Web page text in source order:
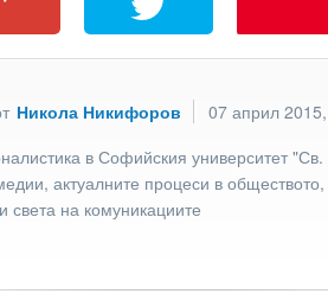
Никола Никифоров
07 април
в Софийския университет
актуалните процеси в обществото,
света на комуникациите